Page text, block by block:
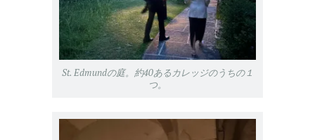
St. Edmundの庭。約40あるカレッジのうちの１
つ。